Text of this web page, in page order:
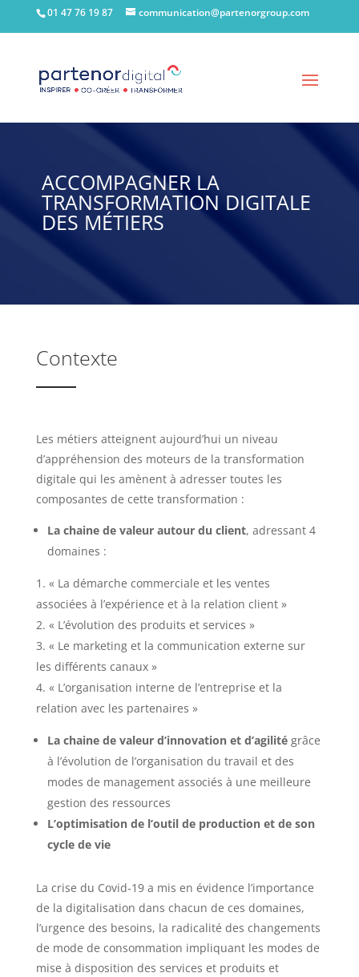
01 47 76 19 87 communication@partenorgroup.com
ACCOMPAGNER LA
TRANSFORMATION DIGITALE
DES MÉTIERS
Contexte
Les métiers atteignent aujourd’hui un niveau
d’appréhension des moteurs de la transformation
digitale qui les amènent à adresser toutes les
composantes de cette transformation :
La chaine de valeur autour du client, adressant 4
domaines :
« La démarche commerciale et les ventes
associées à l’expérience et à la relation client »
« L’évolution des produits et services »
« Le marketing et la communication externe sur
les différents canaux »
« L’organisation interne de l’entreprise et la
relation avec les partenaires »
La chaine de valeur d’innovation et d’agilitégrâce
à l’évolution de l’organisation du travail et des
modes de management associés à une meilleure
gestion des ressources
L’optimisation de l’outil de production et de son
cycle de vie
La crise du Covid-19 a mis en évidence l’importance
de la digitalisation dans chacun de ces domaines,
l’urgence des besoins, la radicalité des changements
de mode de consommation impliquant les modes de
mise à disposition des services et produits et